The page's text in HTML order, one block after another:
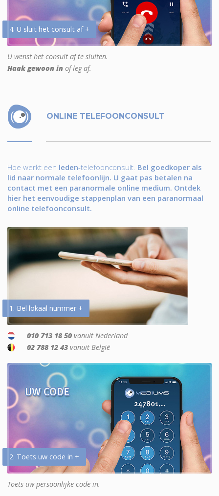
4. U sluit het consult af +
U wenst het consult af te sluiten.
Haak gewoon in of leg af.
ONLINE TELEFOONCONSULT
Hoe werkt een leden-telefoonconsult. Bel goedkoper als
lid naar normale telefoonlijn. U gaat pas betalen na
contact met een paranormale online medium. Ontdek
hier het eenvoudige stappenplan van een paranormaal
online telefoonconsult.
1. Bel lokaal nummer +
010 713 18 50 vanuit Nederland
02 788 12 43 vanuit België
2. Toets uw code in +
Toets uw persoonlijke code in.